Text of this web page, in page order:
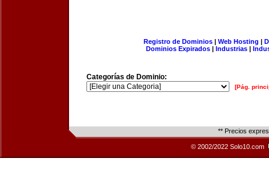
Registro de Dominios| Web Hosting |
Dominios Expirados | Industrias |
Categorías de Dominio:
[Pág.
** Precios
© 2002/2022 Solo10.com